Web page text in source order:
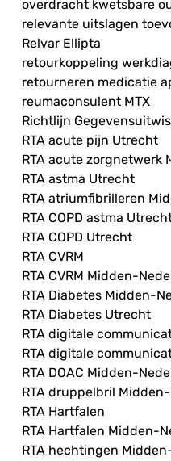
overdracht kwetsbare
relevante uitslagen
Relvar Ellipta
retourkoppeling
retourneren medicatie
reumaconsulent MTX
Richtlijn
RTA acute pijn Utrecht
RTA acute zorgnetwerk
RTA astma Utrecht
RTA atriumfibrilleren
RTA COPD astma
RTA COPD Utrecht
RTA CVRM
RTA CVRM Midden-
RTA Diabetes Midden-
RTA Diabetes Utrecht
RTA digitale
RTA digitale
RTA DOAC Midden-
RTA druppelbril
RTA Hartfalen
RTA Hartfalen Midden-
RTA hechtingen